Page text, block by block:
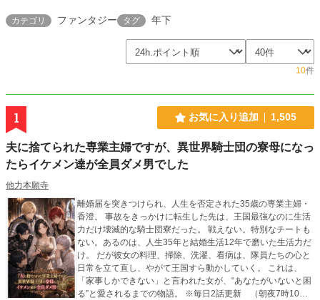
カテゴリ ファンタジー タグ 年下
10件
1 お気に入り追加 1,505
夫に捨てられた専業主婦ですが、異世界騎士団の寮母になっ
たらイケメン達が全員ダメ男でした
他力本願寺
離婚届を突きつけられ、人生を否定された35歳の専業主婦・
香澄。 事故をきっかけに転生した先は、王国最強なのに生活
力だけ壊滅的な騎士団寮だった。 戦えない。特別なチートも
ない。あるのは、人生35年と結婚生活12年で磨いた生活力だ
け。 だが彼女の料理、掃除、洗濯、看病は、隊員たちの心と
日常を立て直し、やがて王国すら動かしていく。 これは、
「家事しかできない」と言われた女が、“あなたがいないと困
る”と愛されるまでの物語。 ※毎日2話更新 （朝夜7時10